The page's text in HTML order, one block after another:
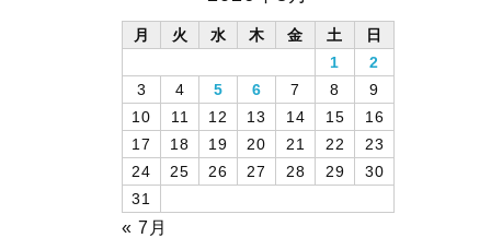
月 火 水 木 金 土
日
1
2
3
4 5 6 7 8
9
10
11 12 13 14 15
16
17
18 19 20 21 22
23
24
25 26 27 28 29
30
31
« 7月